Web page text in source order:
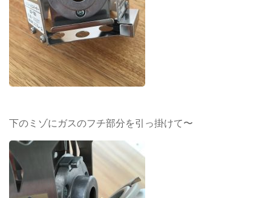
下のミゾにガスのフチ部分を引っ掛けて〜